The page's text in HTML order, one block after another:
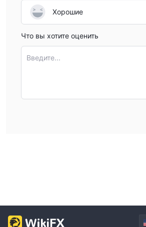
Хорошие
Что вы хотите оценить
Введите...